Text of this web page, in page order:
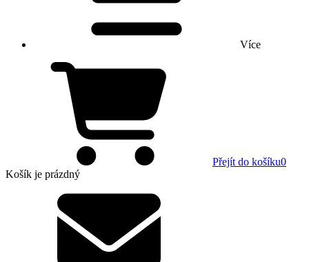
Více
Přejít do košíku0
Košík je prázdný